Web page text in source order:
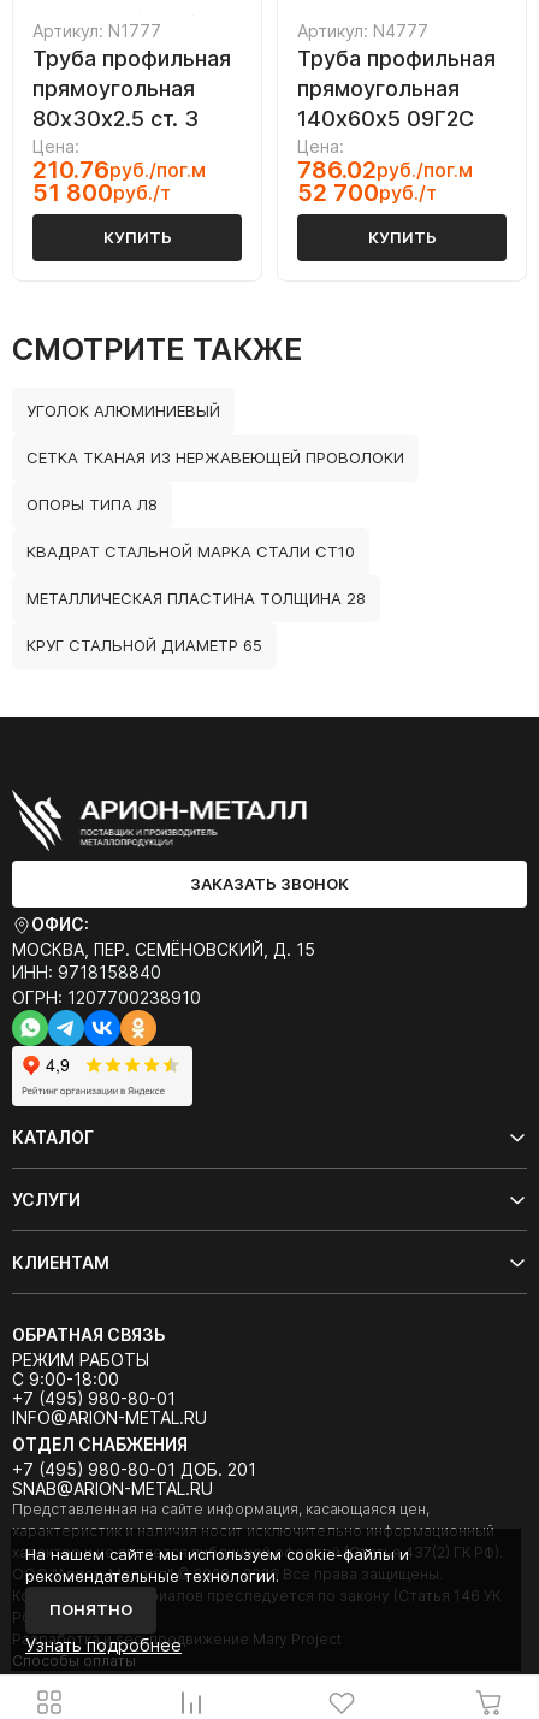
Артикул: N1777
Труба профильная
прямоугольная
80х30х2.5 ст. 3
Цена:
210.76руб./пог.м
51 800руб./т
КУПИТЬ
Артикул: N4777
Труба профильная
прямоугольная
140х60х5 09Г2С
Цена:
786.02руб./пог.м
52 700руб./т
КУПИТЬ
СМОТРИТЕ ТАКЖЕ
УГОЛОК АЛЮМИНИЕВЫЙ
СЕТКА ТКАНАЯ ИЗ НЕРЖАВЕЮЩЕЙ ПРОВОЛОКИ
ОПОРЫ ТИПА Л8
КВАДРАТ СТАЛЬНОЙ МАРКА СТАЛИ СТ10
МЕТАЛЛИЧЕСКАЯ ПЛАСТИНА ТОЛЩИНА 28
КРУГ СТАЛЬНОЙ ДИАМЕТР 65
ЗАКАЗАТЬ ЗВОНОК
ОФИС:
МОСКВА, ПЕР. СЕМЁНОВСКИЙ, Д. 15
ИНН: 9718158840
ОГРН: 1207700238910
КАТАЛОГ
УСЛУГИ
КЛИЕНТАМ
ОБРАТНАЯ СВЯЗЬ
РЕЖИМ РАБОТЫ
С 9:00-18:00
+7 (495) 980-80-01
INFO@ARION-METAL.RU
ОТДЕЛ СНАБЖЕНИЯ
+7 (495) 980-80-01 ДОБ. 201
SNAB@ARION-METAL.RU
Представленная на сайте информация, касающаяся цен,
характеристик и наличия носит исключительно информационный
характер и не является публичной офертой (Статья 437(2) ГК РФ).
ООО "Арион-Металл" © 2020 - 2026 Все права защищены.
Копирование материалов преследуется по закону (Статья 146 УК
РФ).
Разработка и seo-продвижение Mary Project
Cпособы оплаты
На нашем сайте мы используем cookie-файлы и
рекомендательные технологии.
ПОНЯТНО
Узнать подробнее